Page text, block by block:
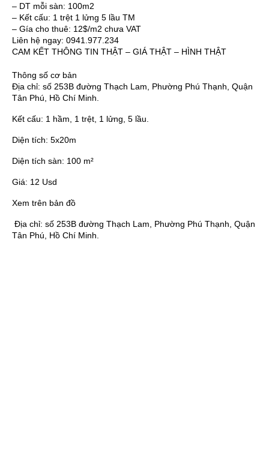
– DT mỗi sàn: 100m2
– Kết cấu: 1 trệt 1 lửng 5 lầu TM
– Gía cho thuê: 12$/m2 chưa VAT
Liên hệ ngay: 0941.977.234
CAM KẾT THÔNG TIN THẬT – GIÁ THẬT – HÌNH THẬT
Thông số cơ bản
Địa chỉ: số 253B đường Thạch Lam, Phường Phú Thạnh, Quận
Tân Phú, Hồ Chí Minh.
Kết cấu: 1 hầm, 1 trệt, 1 lửng, 5 lầu.
Diện tích: 5x20m
Diện tích sàn: 100 m²
Giá: 12 Usd
Xem trên bản đồ
Địa chỉ: số 253B đường Thạch Lam, Phường Phú Thạnh, Quận
Tân Phú, Hồ Chí Minh.